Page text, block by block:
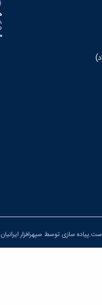
سازی توسط سپهرافزار ایرانیان